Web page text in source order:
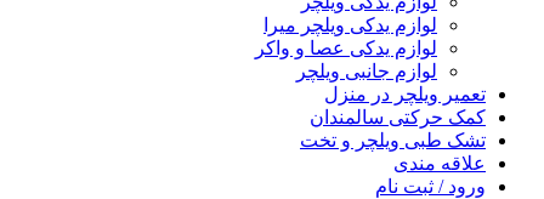
لوازم یدکی ویلچر میرا
لوازم یدکی عصا و واکر
لوازم جانبی ویلچر
تعمیر ویلچر در منزل
کمک حرکتی سالمندان
تشک طبی ویلچر و تخت
علاقه مندی
ورود / ثبت نام